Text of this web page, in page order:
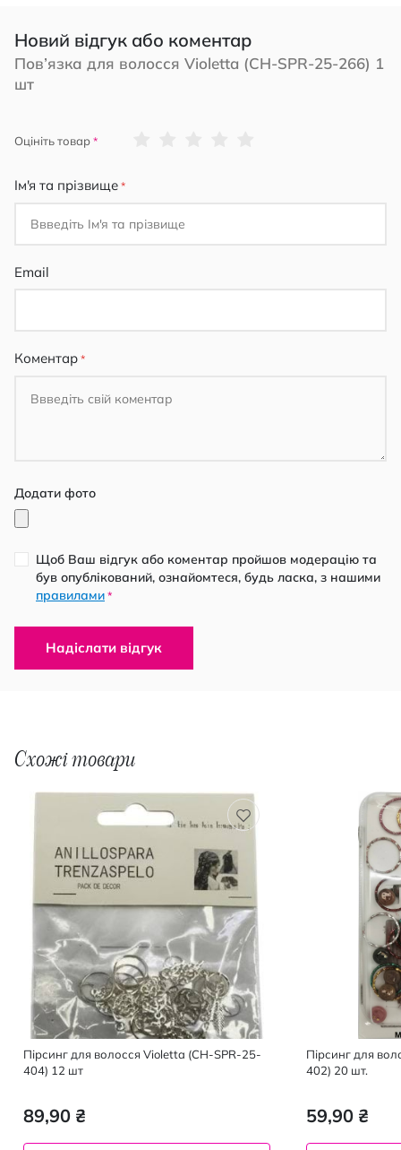
Новий відгук або коментар
Пов’язка для волосся Violetta (CH-SPR-25-266) 1
шт
Оцініть товар
Ім'я та прізвище
Email
Коментар
Додати фото
Щоб Ваш відгук або коментар пройшов модерацію та
був опублікований, ознайомтеся, будь ласка, з нашими
правилами *
Надіслати відгук
Схожі товари
Пірсинг для волосся Violetta (CH-SPR-25-
404) 12 шт
89,90 ₴
Пірсинг для
402) 20 шт.
59,90 ₴